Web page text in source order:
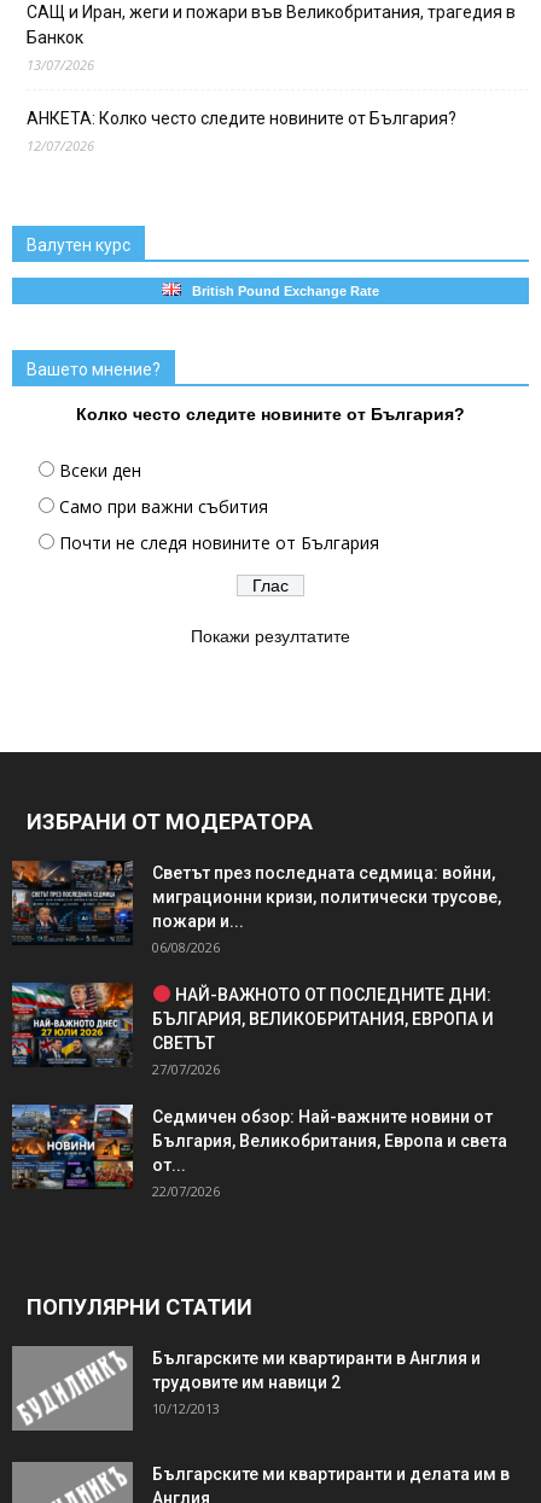
САЩ и Иран, жеги и пожари във Великобритания, трагедия в
Банкок
13/07/2026
АНКЕТА: Колко често следите новините от България?
12/07/2026
Валутен курс
British Pound Exchange Rate
Вашето мнение?
Колко често следите новините от България?
Всеки ден
Само при важни събития
Почти не следя новините от България
Покажи резултатите
ИЗБРАНИ ОТ МОДЕРАТОРА
Светът през последната седмица: войни,
миграционни кризи, политически трусове,
пожари и...
06/08/2026
НАЙ-ВАЖНОТО ОТ ПОСЛЕДНИТЕ ДНИ:
БЪЛГАРИЯ, ВЕЛИКОБРИТАНИЯ, ЕВРОПА И
СВЕТЪТ
27/07/2026
Седмичен обзор: Най-важните новини от
България, Великобритания, Европа и света
от...
22/07/2026
ПОПУЛЯРНИ СТАТИИ
Българските ми квартиранти в Англия и
трудовите им навици 2
10/12/2013
Българските ми квартиранти и делата им в
Англия